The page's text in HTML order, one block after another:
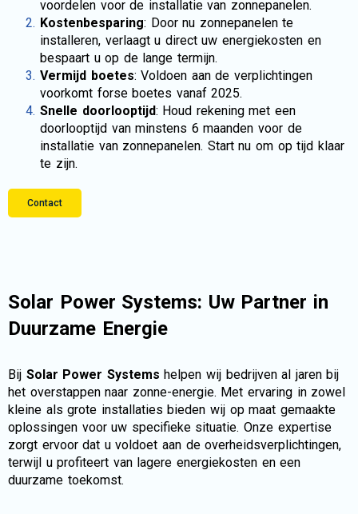
voordelen voor de installatie van zonnepanelen.
Kostenbesparing: Door nu zonnepanelen te
installeren, verlaagt u direct uw energiekosten en
bespaart u op de lange termijn.
Vermijd boetes: Voldoen aan de verplichtingen
voorkomt forse boetes vanaf 2025.
Snelle doorlooptijd: Houd rekening met een
doorlooptijd van minstens 6 maanden voor de
installatie van zonnepanelen. Start nu om op tijd klaar
te zijn.
Contact
Solar Power Systems: Uw Partner in
Duurzame Energie
Bij Solar Power Systems helpen wij bedrijven al jaren bij
het overstappen naar zonne-energie. Met ervaring in zowel
kleine als grote installaties bieden wij op maat gemaakte
oplossingen voor uw specifieke situatie. Onze expertise
zorgt ervoor dat u voldoet aan de overheidsverplichtingen,
terwijl u profiteert van lagere energiekosten en een
duurzame toekomst.